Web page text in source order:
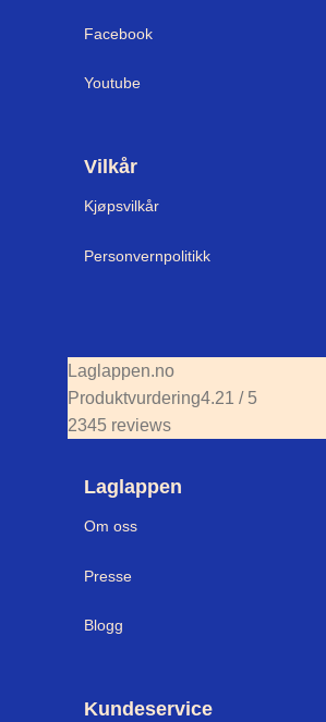
Facebook
Youtube
Vilkår
Kjøpsvilkår
Personvernpolitikk
Laglappen.no
Produktvurdering4.21 / 5
2345 reviews
Laglappen
Om oss
Presse
Blogg
Kundeservice